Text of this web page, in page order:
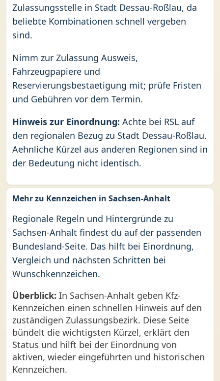
Zulassungsstelle in Stadt Dessau-Roßlau, da
beliebte Kombinationen schnell vergeben
sind.
Nimm zur Zulassung Ausweis,
Fahrzeugpapiere und
Reservierungsbestaetigung mit; prüfe Fristen
und Gebühren vor dem Termin.
Hinweis zur Einordnung: Achte bei RSL auf
den regionalen Bezug zu Stadt Dessau-Roßlau.
Aehnliche Kürzel aus anderen Regionen sind in
der Bedeutung nicht identisch.
Mehr zu Kennzeichen in Sachsen-Anhalt
Regionale Regeln und Hintergründe zu
Sachsen-Anhalt findest du auf der passenden
Bundesland-Seite. Das hilft bei Einordnung,
Vergleich und nächsten Schritten bei
Wunschkennzeichen.
Überblick: In Sachsen-Anhalt geben Kfz-
Kennzeichen einen schnellen Hinweis auf den
zuständigen Zulassungsbezirk. Diese Seite
bündelt die wichtigsten Kürzel, erklärt den
Status und hilft bei der Einordnung von
aktiven, wieder eingeführten und historischen
Kennzeichen.